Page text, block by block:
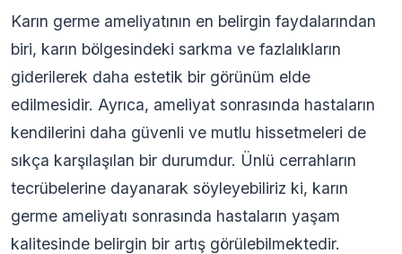
Karın germe ameliyatının en belirgin faydalarından
biri, karın bölgesindeki sarkma ve fazlalıkların
giderilerek daha estetik bir görünüm elde
edilmesidir. Ayrıca, ameliyat sonrasında hastaların
kendilerini daha güvenli ve mutlu hissetmeleri de
sıkça karşılaşılan bir durumdur. Ünlü cerrahların
tecrübelerine dayanarak söyleyebiliriz ki, karın
germe ameliyatı sonrasında hastaların yaşam
kalitesinde belirgin bir artış görülebilmektedir.